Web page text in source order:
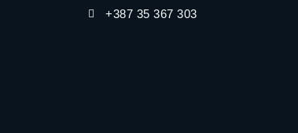
+387 35 367 303